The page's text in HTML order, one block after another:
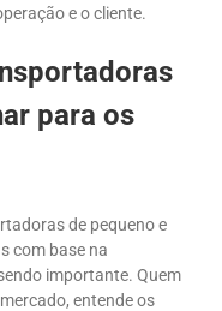
e o cliente.
para os
de pequeno e
com base na
importante. Quem
entende os